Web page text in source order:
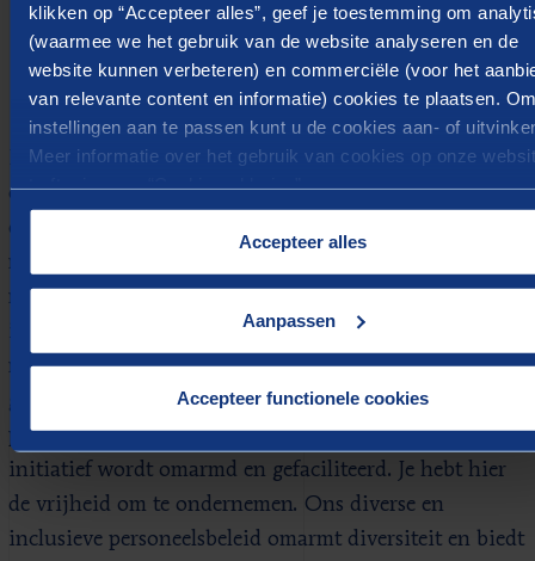
klikken op “Accepteer alles”, geef je toestemming om
(waarmee we het gebruik van de website analyseren en de
website kunnen verbeteren) en commerciële (voor het
van relevante content en informatie) cookies te plaatsen.
instellingen aan te passen kunt u de cookies aan- of
Meer informatie over het gebruik van cookies op onze
Accepteer alles
Aanpassen
Accepteer functionele cookies
sociale vaardigheden.
Dit bieden wij jou
Bij Berenschot bieden we een unieke commerciële
omgeving zonder aandeelhouders of partners. Dit geeft
ons veel ruimte en vrijheid om te ondernemen en de
mogelijkheid om ons in te zetten voor belangrijke
maatschappelijke thema’s. Kenmerkend is onze
informele cultuur. Berenschot is een platte organisatie
met korte communicatielijnen waar echt naar je
geluisterd wordt. Er zijn volop mogelijkheden voor
persoonlijke en professionele groei waarbij jouw
initiatief wordt omarmd en gefaciliteerd. Je hebt hier
de vrijheid om te ondernemen. Ons diverse en
inclusieve personeelsbeleid omarmt diversiteit en biedt